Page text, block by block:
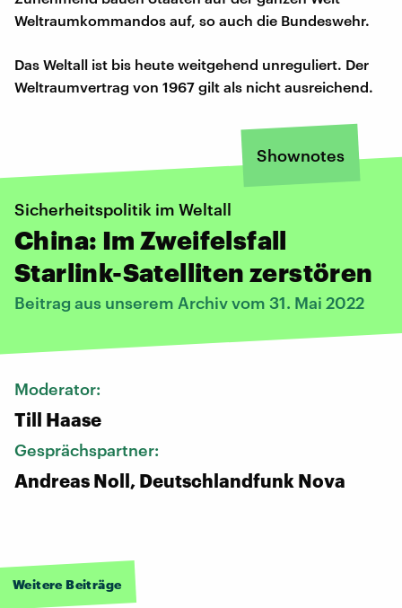
Weltraumkommandos auf, so auch die Bundeswehr.
Das Weltall ist bis heute weitgehend unreguliert. Der
Weltraumvertrag von 1967 gilt als nicht ausreichend.
Shownotes
Sicherheitspolitik im Weltall
China: Im Zweifelsfall
Starlink-Satelliten zerstören
Beitrag aus unserem Archiv vom 31. Mai 2022
Moderator:
Till Haase
Gesprächspartner:
Andreas Noll, Deutschlandfunk Nova
Weitere Beiträge